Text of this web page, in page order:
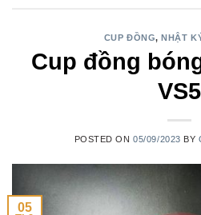
CUP ĐỒNG,NHẬT
Cup đồng
VS5
POSTED ON05/09/2023 BY
05